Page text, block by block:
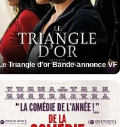
Triangle d'or Bande-annonce VF